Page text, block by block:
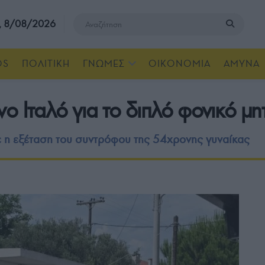
8/08/2026
ΠΟΛΙΤΙΚΗ ΓΝΩΜΕΣ ΟΙΚΟΝΟΜΙΑ ΑΜΥΝΑ
για το διπλό φονικό
εξέταση του συντρόφου της 54χρονης γυναίκας